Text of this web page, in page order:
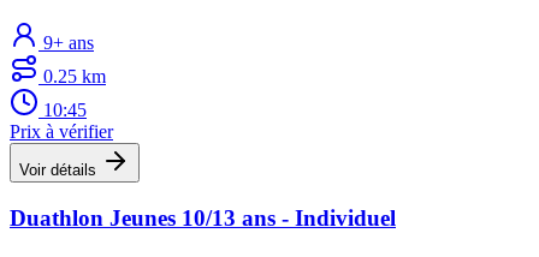
9+ ans
0.25 km
10:45
Prix à vérifier
Voir détails
Duathlon Jeunes 10/13 ans - Individuel